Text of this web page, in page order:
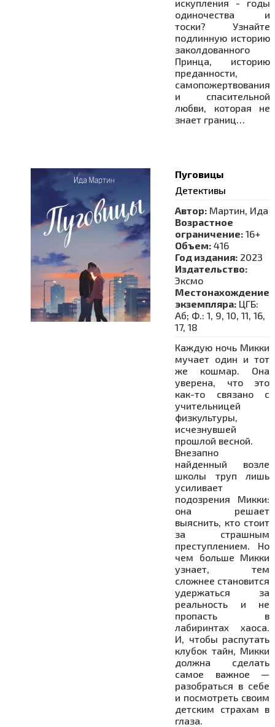
искупления - годы
одиночества и
тоски? Узнайте
подлинную историю
заколдованного
Принца, историю
преданности,
самопожертвования
и спасительной
любви, которая не
знает границ…
Пуговицы
Детективы
Автор: Мартин, Ида
Возрастное
ограничение: 16+
Объем: 416
Год издания: 2023
Издательство:
Эксмо
Местонахождение
экземпляра: ЦГБ:
Аб; Ф.: 1, 9, 10, 11, 16,
17, 18
Каждую ночь Микки
мучает один и тот
же кошмар. Она
уверена, что это
как-то связано с
учительницей
физкультуры,
исчезнувшей
прошлой весной.
Внезапно
найденный возле
школы труп лишь
усиливает
подозрения Микки:
она решает
выяснить, кто стоит
за страшным
преступлением. Но
чем больше Микки
узнает, тем
сложнее становится
удержаться за
реальность и не
пропасть в
лабиринтах хаоса.
И, чтобы распутать
клубок тайн, Микки
должна сделать
самое важное —
разобраться в себе
и посмотреть своим
детским страхам в
глаза.